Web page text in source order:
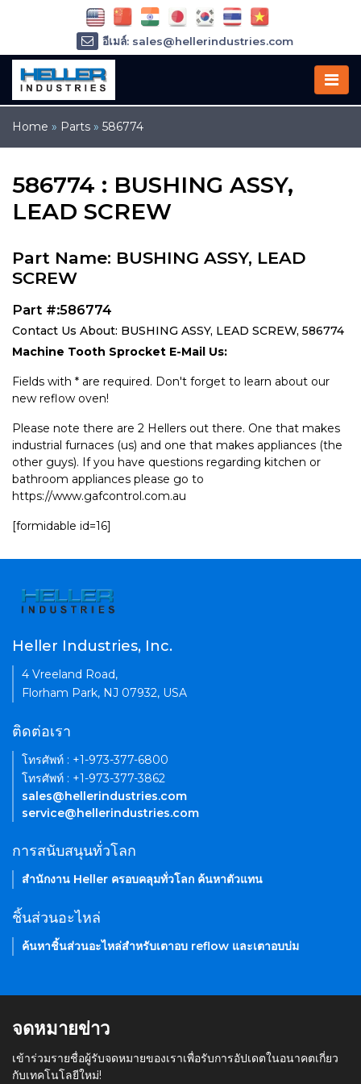
Home » Parts » 586774
586774 : BUSHING ASSY,
LEAD SCREW
Part Name: BUSHING ASSY, LEAD
SCREW
Part #:586774
Contact Us About: BUSHING ASSY, LEAD SCREW, 586774
Machine Tooth Sprocket E-Mail Us:
Fields with * are required. Don't forget to learn about our
new reflow oven!
Please note there are 2 Hellers out there. One that makes
industrial furnaces (us) and one that makes appliances (the
other guys). If you have questions regarding kitchen or
bathroom appliances please go to
https://www.gafcontrol.com.au
[formidable id=16]
อีเมล์: sales@hellerindustries.com
อีเมล์: service@hellerindustries.com
โทรศัพท์ :
Heller Industries, Inc.
4 Vreeland Road,
Florham Park, NJ 07932, USA
ติดต่อเรา
โทรศัพท์ : +1-973-377-6800
โทรศัพท์ : +1-973-377-3862
sales@hellerindustries.com
service@hellerindustries.com
การสนับสนุนทั่วโลก
สำนักงาน Heller ครอบคลุมทั่วโลก ค้นหาตัวแทน
ชิ้นส่วนอะไหล่
ค้นหาชิ้นส่วนอะไหล่สำหรับเตาอบ reflow และเตาอบบ่ม
จดหมายข่าว
เข้าร่วมรายชื่อผู้รับจดหมายของเราเพื่อรับการอัปเดตในอนาคตเกี่ยว
กับเทคโนโลยีใหม่!